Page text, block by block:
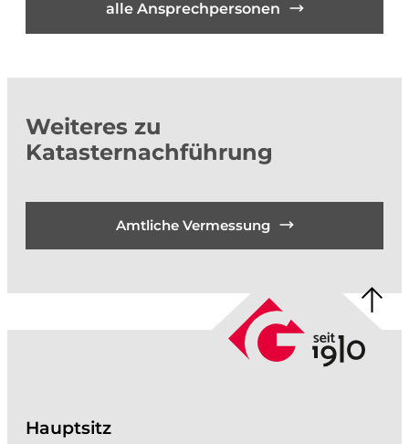
alle Ansprechpersonen
Weiteres zu
Katasternachführung
Amtliche Vermessung
Hauptsitz